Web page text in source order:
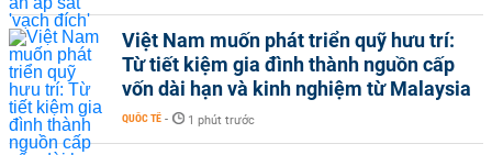
Việt Nam muốn phát triển quỹ hưu trí:
Từ tiết kiệm gia đình thành nguồn cấp
vốn dài hạn và kinh nghiệm từ Malaysia
QUỐC TẾ - 1 phút trước